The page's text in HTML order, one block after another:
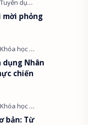
mời phỏng
dụng Nhân
chiến
bản: Từ